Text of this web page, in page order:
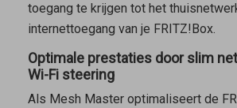
toegang te krijgen tot het
internettoegang van je FRITZ!Box.
Optimale prestaties door slim
Wi-Fi steering
Als Mesh Masteroptimaliseert de